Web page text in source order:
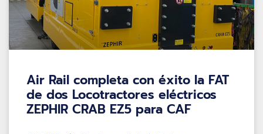
Air Rail completa con éxito la FAT
de dos Locotractores eléctricos
ZEPHIR CRAB EZ5 para CAF